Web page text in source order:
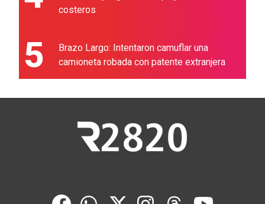
costeros
5
Brazo Largo: Intentaron camuflar una
camioneta robada con patente extranjera